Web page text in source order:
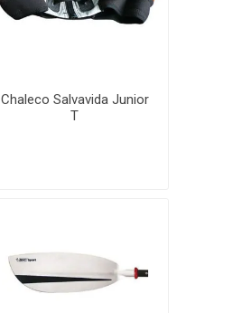
Chaleco Salvavida Junior
T